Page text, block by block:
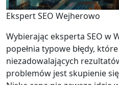
Ekspert SEO Wejherowo
Wybierając eksperta SEO w
popełnia typowe błędy,
niezadowalających
problemów jest skupienie się